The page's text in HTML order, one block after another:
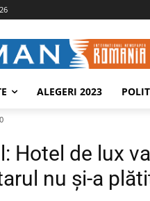
ALEGERI 2023
Hotel de lux
nu și-a